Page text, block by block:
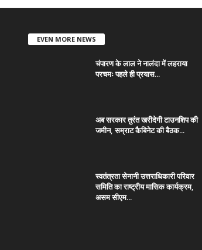
EVEN MORE NEWS
चंपारण के लाल ने नालंदा में लहराया
परचमः पहले ही प्रयास...
अब सरकार तुरंत खरीदेगी टाउनशिप की
जमीन, सम्राट कैबिनेट की बैठक...
स्वतंत्रता सेनानी उत्तराधिकारी परिवार
समिति का राष्ट्रीय मासिक कार्यक्रम,
असम सीएम...